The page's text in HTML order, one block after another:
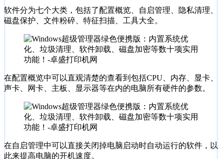
软件分为七个大类，包括了配置概览、自启管理、隐私清理、
磁盘保护、文件粉碎、特征扫描、工具大全。
在配置概览中可以直观清楚的查看到包括CPU、内存、显卡、
声卡、网卡、主板、显示器等在内的电脑所有硬件的参数。
在自启管理中可以直接关闭掉电脑启动时自动运行的软件，以
此来提高电脑的开机速度。